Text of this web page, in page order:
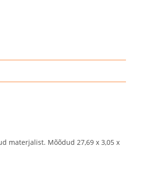
materjalist. Mõõdud 27,69 x 3,05 x